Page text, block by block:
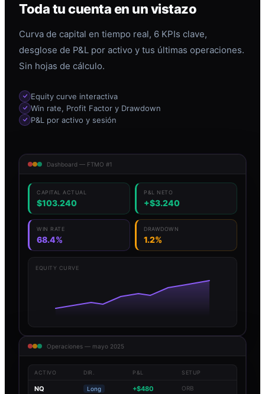
Toda tu cuenta en un vistazo
Curva de capital en tiempo real, 6 KPIs clave,
desglose de P&L por activo y tus últimas operaciones.
Sin hojas de cálculo.
Equity curve interactiva
Win rate, Profit Factor y Drawdown
P&L por activo y sesión
Dashboard — FTMO #1
CAPITAL ACTUAL
$103.240
P&L NETO
+$3.240
WIN RATE
68.4%
DRAWDOWN
1.2%
EQUITY CURVE
Operaciones — mayo 2025
ACTIVO DIR. P&L SETUP
NQ Long +$480 ORB